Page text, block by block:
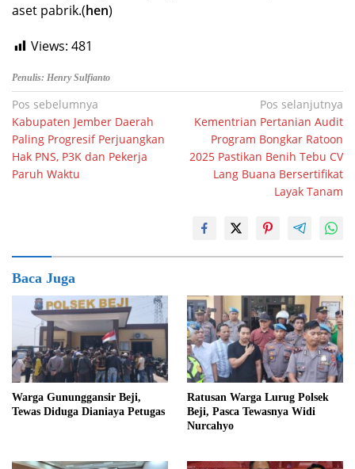
aset pabrik.(hen)
Views: 481
Penulis: Henry Sulfianto
Navigasi
pos
Pos sebelumnya
Kabupaten Jember Daerah
Paling Progresif Perjuangkan
Hak PNS, P3K dan Pekerja
Paruh Waktu
Pos selanjutnya
Kementrian Pertanian Audit
Program Bongkar Ratoon
2025 Pastikan Benih Tebu CV
Lang Buana Bersertifikat
Layak Tanam
Baca Juga
Warga Gununggansir Beji,
Tewas Diduga Dianiaya Petugas
Ratusan Warga Lurug Polsek
Beji, Pasca Tewasnya Widi
Nurcahyo